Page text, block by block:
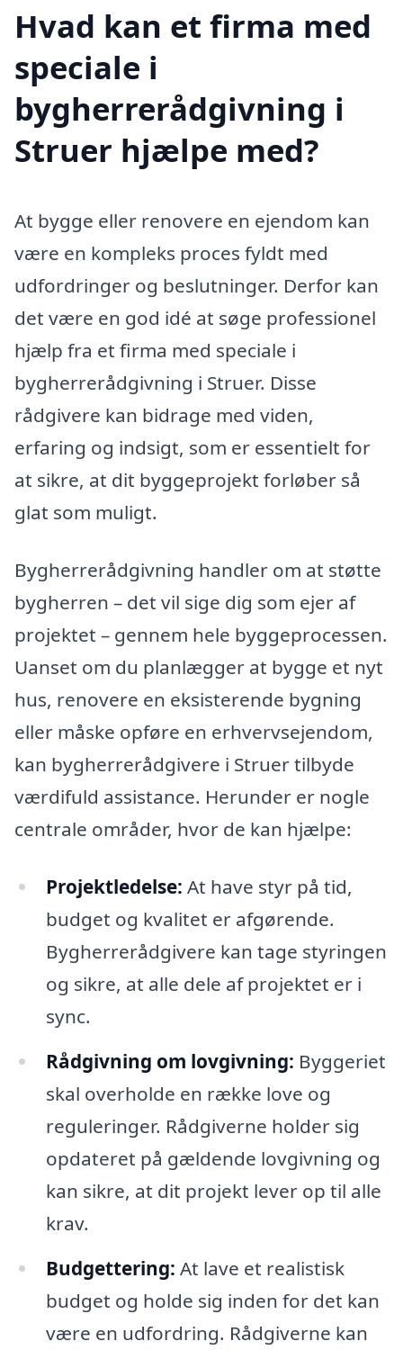
Hvad kan et firma med
speciale i
bygherrerådgivning i
Struer hjælpe med?
At bygge eller renovere en ejendom kan
være en kompleks proces fyldt med
udfordringer og beslutninger. Derfor kan
det være en god idé at søge professionel
hjælp fra et firma med speciale i
bygherrerådgivning i Struer. Disse
rådgivere kan bidrage med viden,
erfaring og indsigt, som er essentielt for
at sikre, at dit byggeprojekt forløber så
glat som muligt.
Bygherrerådgivning handler om at støtte
bygherren – det vil sige dig som ejer af
projektet – gennem hele byggeprocessen.
Uanset om du planlægger at bygge et nyt
hus, renovere en eksisterende bygning
eller måske opføre en erhvervsejendom,
kan bygherrerådgivere i Struer tilbyde
værdifuld assistance. Herunder er nogle
centrale områder, hvor de kan hjælpe:
Projektledelse: At have styr på tid,
budget og kvalitet er afgørende.
Bygherrerådgivere kan tage styringen
og sikre, at alle dele af projektet er i
sync.
Rådgivning om lovgivning: Byggeriet
skal overholde en række love og
reguleringer. Rådgiverne holder sig
opdateret på gældende lovgivning og
kan sikre, at dit projekt lever op til alle
krav.
Budgettering: At lave et realistisk
budget og holde sig inden for det kan
være en udfordring. Rådgiverne kan